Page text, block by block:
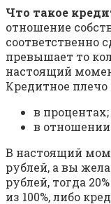
Что такое
отношение
соответственно
превышает то
настоящий
Кредитное
в процентах;
в
В настоящий
рублей, а вы
рублей, тогда
из 100%, либо